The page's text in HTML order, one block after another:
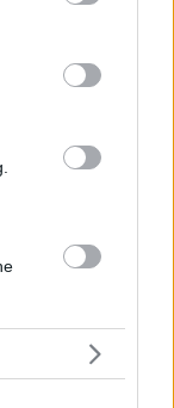
party tags to
below Google
με ένα
όπου
της
ο αδερφός
από γκρεμό